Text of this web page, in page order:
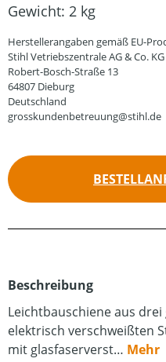
Gewicht: 2 kg
Herstellerangaben gemäß EU-
Stihl Vetriebszentrale AG & Co. KG
Robert-Bosch-Straße 13
64807 Dieburg
Deutschland
grosskundenbetreuung@stihl.de
Beschreibung
Leichtbauschiene aus
elektrisch verschweißten
mit glasfaserverst… Mehr